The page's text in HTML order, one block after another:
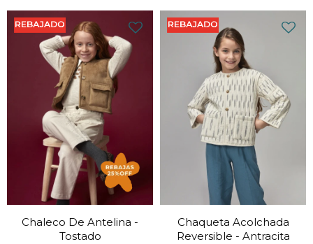
Chaleco De Antelina -
Tostado
Chaqueta Acolchada
Reversible - Antracita